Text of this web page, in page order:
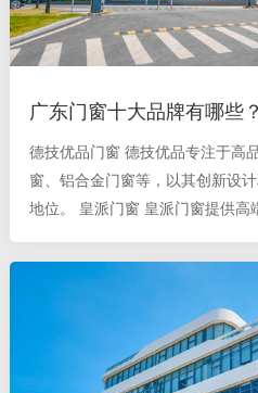
广东门窗十大品牌有哪些？
德技优品门窗 德技优品专注于高
窗、铝合金门窗等，以其创新设
地位。 皇派门窗 皇派门窗提供高
新豪轩以高性能门窗系统和